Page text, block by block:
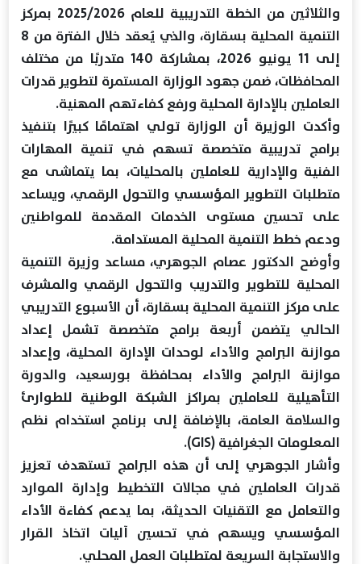
والثلاثين من الخطة التدريبية للعام 2025/2026 بمركز
التنمية المحلية بسقارة، والذي يُعقد خلال الفترة من 8
إلى 11 يونيو 2026، بمشاركة 140 متدربًا من مختلف
المحافظات، ضمن جهود الوزارة المستمرة لتطوير قدرات
العاملين بالإدارة المحلية ورفع كفاءتهم المهنية.
وأكدت الوزيرة أن الوزارة تولي اهتمامًا كبيرًا بتنفيذ
برامج تدريبية متخصصة تسهم في تنمية المهارات
الفنية والإدارية للعاملين بالمحليات، بما يتماشى مع
متطلبات التطوير المؤسسي والتحول الرقمي، ويساعد
على تحسين مستوى الخدمات المقدمة للمواطنين
ودعم خطط التنمية المحلية المستدامة.
وأوضح الدكتور عصام الجوهري، مساعد وزيرة التنمية
المحلية للتطوير والتدريب والتحول الرقمي والمشرف
على مركز التنمية المحلية بسقارة، أن الأسبوع التدريبي
الحالي يتضمن أربعة برامج متخصصة تشمل إعداد
موازنة البرامج والأداء لوحدات الإدارة المحلية، وإعداد
موازنة البرامج والأداء بمحافظة بورسعيد، والدورة
التأهيلية للعاملين بمراكز الشبكة الوطنية للطوارئ
والسلامة العامة، بالإضافة إلى برنامج استخدام نظم
المعلومات الجغرافية (GIS).
وأشار الجوهري إلى أن هذه البرامج تستهدف تعزيز
قدرات العاملين في مجالات التخطيط وإدارة الموارد
والتعامل مع التقنيات الحديثة، بما يدعم كفاءة الأداء
المؤسسي ويسهم في تحسين آليات اتخاذ القرار
والاستجابة السريعة لمتطلبات العمل المحلي.